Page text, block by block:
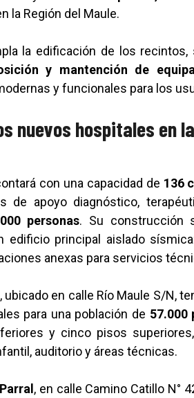
la Región del Maule.
la edificación de los recintos,
y mantención de
y funcionales para los
nuevos hospitales en
con una capacidad de 136
de apoyo diagnóstico,
personas. Su construcción
edificio principal aislado
anexas para servicios
, ubicado en calle Río Maule S/N,
para una población de 57.000
y cinco pisos
auditorio y áreas técnicas.
, en calle Camino Catillo N°